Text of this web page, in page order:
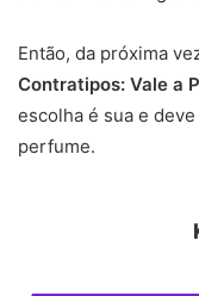
Então, da próxima
Contratipos: Vale a
escolha é sua e
perfume.